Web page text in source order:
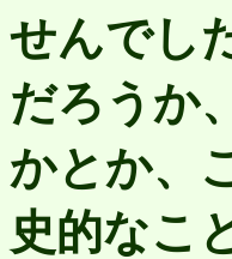
せんでし
だろうか
かとか、
史的なこ